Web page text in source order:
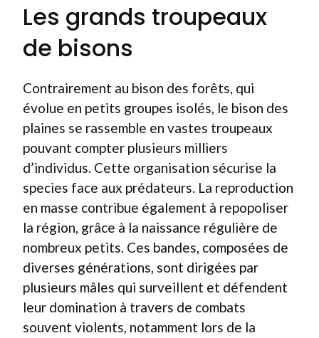
Les grands troupeaux
de bisons
Contrairement au bison des forêts, qui
évolue en petits groupes isolés, le bison des
plaines se rassemble en vastes troupeaux
pouvant compter plusieurs milliers
d’individus. Cette organisation sécurise la
species face aux prédateurs. La reproduction
en masse contribue également à repopoliser
la région, grâce à la naissance régulière de
nombreux petits. Ces bandes, composées de
diverses générations, sont dirigées par
plusieurs mâles qui surveillent et défendent
leur domination à travers de combats
souvent violents, notamment lors de la